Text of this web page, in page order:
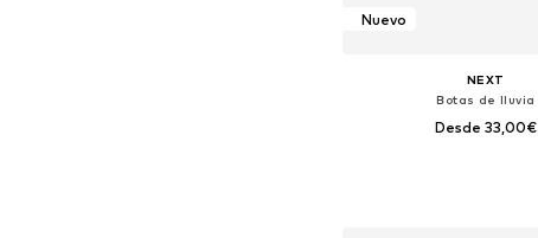
Nuevo
NEXT
Botas de lluvia
Desde 33,00€